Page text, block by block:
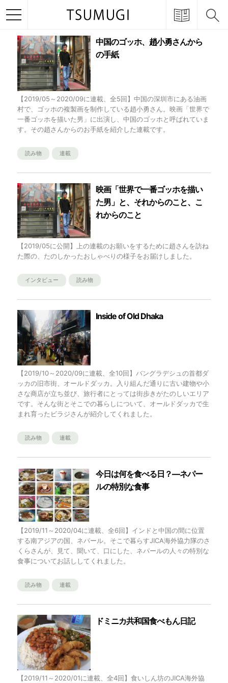
TOGGLE NAVIGATION
中国のゴッホ、趙小勇さんから
の手紙
【2019/05～2020/09に連載、全5回】中国の深圳市にある油画
村で、ゴッホの複製画を制作している趙小勇さん。映画「世界で
一番ゴッホを描いた男」に出演し、中国のゴッホと呼ばれていま
す。その趙さんからのお手紙を紹介した連載です。
読み物 連載
映画「世界で一番ゴッホを描い
た男」と、それからのこと、こ
れからのこと
【2019/05に公開】上の連載のお願いをするために趙さんを訪ね
た際の、たのしかったおしゃべりの様子をお届けしました。
インタビュー 読み物
Inside of Old Dhaka
【2019/10～2020/09に連載、全10回】バングラデシュの首都ダ
ッカの旧市街、オールドダッカ。入り組んだ通りに古い建物や小
さな商店が立ち並び、旅行者にとっては街歩きがたのしいエリア
です。そんな街とそこでの暮らしについて、オールドダッカで生
まれ育ったビラジさんが紹介してくれました。
読み物 連載
今日は何を食べる日？―ネパー
ルの特別な食事
【2019/11～2020/04に連載、全6回】インドと中国の間に位置
する南アジアの国、ネパール。そこで暮らすJICA海外協力隊のさ
くらさんが、見て、聞いて、口にした、ネパールの人々の特別な
食事についてお話ししてくれました。
読み物 連載
ドミニカ共和国食べもん日記
【2019/11～2020/01に連載、全4回】食いしん坊のJICA海外協